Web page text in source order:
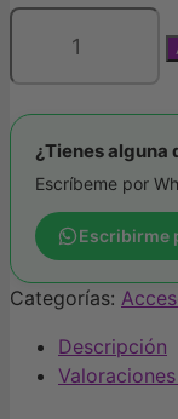
Pegamento
Textil
Gütermann
cantidad
¿Tienes alguna
Escríbeme por
Escribirme
Categorías:
Descripción
Valoraciones